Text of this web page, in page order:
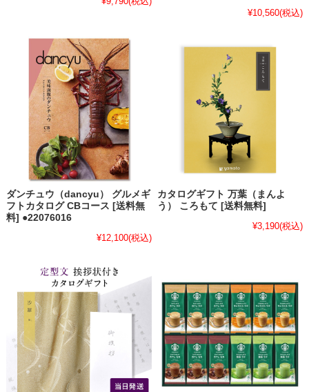
¥10,560(税込)
ダンチュウ（dancyu） グルメギ
フトカタログ CBコース [送料無
料] ●22076016
¥12,100(税込)
カタログギフト 万葉（まんよ
う） ころもて [送料無料]
¥3,190(税込)